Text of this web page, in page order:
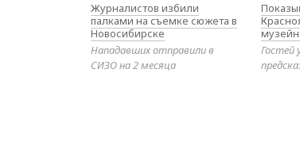
Журналистов избили
палками на съемке сюжета в
Новосибирске
Нападавших отправили в
СИЗО на 2 месяца
Гостей